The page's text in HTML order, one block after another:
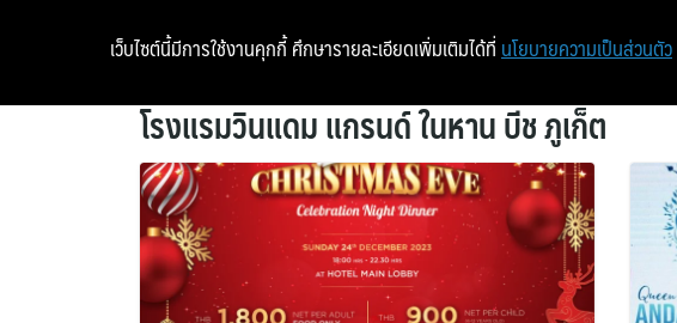
โรงแรมวินแดม แกรนด์ ในหาน บีช ภูเก็ต
เว็บไซต์นี้มีการใช้งานคุกกี้ ศึกษารายละเอียดเพิ่มเติมได้ที่ นโยบายความเป็นส่วนตัว